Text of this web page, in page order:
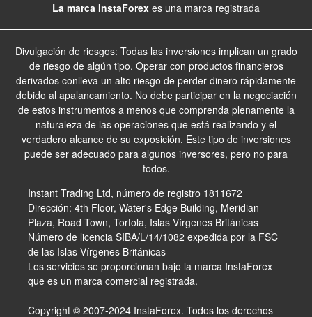
La marca InstaForex es una marca registrada
Divulgación de riesgos: Todas las inversiones implican un grado
de riesgo de algún tipo. Operar con productos financieros
derivados conlleva un alto riesgo de perder dinero rápidamente
debido al apalancamiento. No debe participar en la negociación
de estos instrumentos a menos que comprenda plenamente la
naturaleza de las operaciones que está realizando y el
verdadero alcance de su exposición. Este tipo de inversiones
puede ser adecuado para algunos inversores, pero no para
todos.
Instant Trading Ltd, número de registro 1811672
Dirección: 4th Floor, Water's Edge Building, Meridian
Plaza, Road Town, Tortola, Islas Vírgenes Británicas
Número de licencia SIBA/L/14/1082 expedida por la FSC
de las Islas Vírgenes Británicas
Los servicios se proporcionan bajo la marca InstaForex
que es un marca comercial registrada.
Copyright © 2007-2024 InstaForex. Todos los derechos